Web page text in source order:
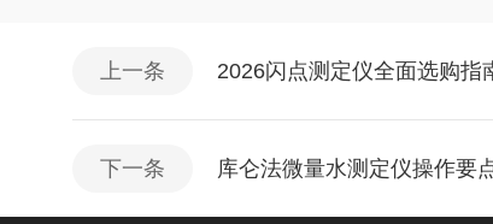
上一条 2026闪点测定仪全面选购
下一条 库仑法微量水测定仪操作要